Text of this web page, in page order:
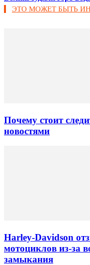
ЭТО МОЖЕТ БЫТЬ
Почему стоит
новостями
Harley-Davidson
мотоциклов из-за
замыкания